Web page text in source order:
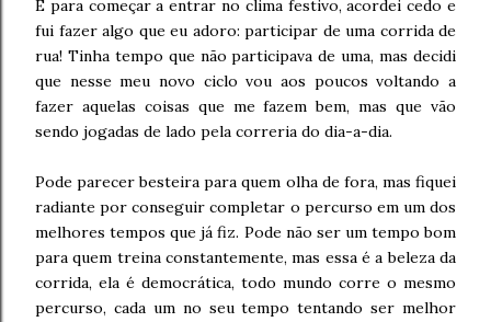
E para começar a entrar no clima festivo, acordei cedo e
fui fazer algo que eu adoro: participar de uma corrida de
rua! Tinha tempo que não participava de uma, mas decidi
que nesse meu novo ciclo vou aos poucos voltando a
fazer aquelas coisas que me fazem bem, mas que vão
sendo jogadas de lado pela correria do dia-a-dia.
Pode parecer besteira para quem olha de fora, mas fiquei
radiante por conseguir completar o percurso em um dos
melhores tempos que já fiz. Pode não ser um tempo bom
para quem treina constantemente, mas essa é a beleza da
corrida, ela é democrática, todo mundo corre o mesmo
percurso, cada um no seu tempo tentando ser melhor